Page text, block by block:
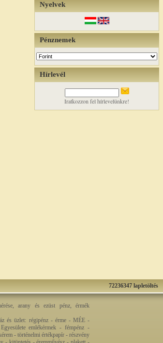
Nyelvek
Pénznemek
Hírlevél
Iratkozzon fel hírlevelünkre!
72236347 lapletöltés
arany és ezüst pénz, érmék
és üzlet: régipénz - érme - MÉE -
emlékérmek - fémpénz -
- történelmi értékpapír - részvény